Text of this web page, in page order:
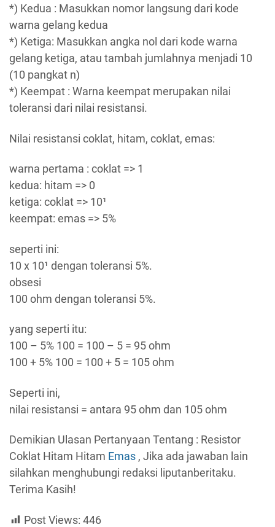
*) Kedua : Masukkan nomor langsung dari kode
warna gelang kedua
*) Ketiga: Masukkan angka nol dari kode warna
gelang ketiga, atau tambah jumlahnya menjadi 10
(10 pangkat n)
*) Keempat : Warna keempat merupakan nilai
toleransi dari nilai resistansi.
Nilai resistansi coklat, hitam, coklat, emas:
warna pertama : coklat => 1
kedua: hitam => 0
ketiga: coklat => 10¹
keempat: emas => 5%
seperti ini:
10 x 10¹ dengan toleransi 5%.
obsesi
100 ohm dengan toleransi 5%.
yang seperti itu:
100 – 5% 100 = 100 – 5 = 95 ohm
100 + 5% 100 = 100 + 5 = 105 ohm
Seperti ini,
nilai resistansi = antara 95 ohm dan 105 ohm
Demikian Ulasan Pertanyaan Tentang : Resistor
Coklat Hitam Hitam Emas , Jika ada jawaban lain
silahkan menghubungi redaksi liputanberitaku.
Terima Kasih!
Post Views: 446